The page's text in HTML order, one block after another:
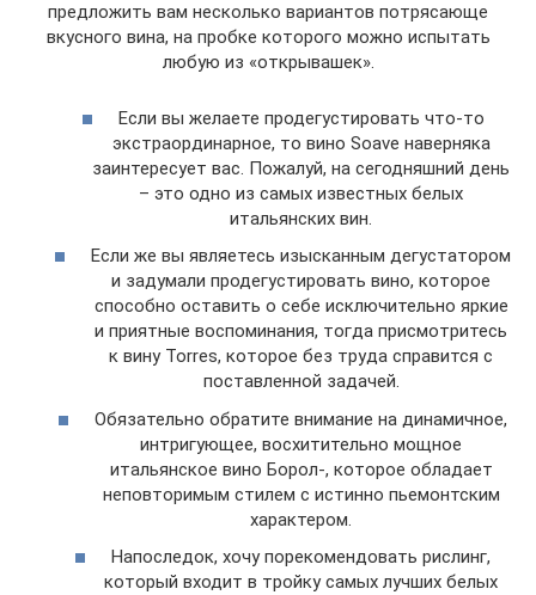
предложить вам несколько вариантов потрясающе
вкусного вина, на пробке которого можно испытать
любую из «открывашек».
Если вы желаете продегустировать что-то
экстраординарное, то вино Soave наверняка
заинтересует вас. Пожалуй, на сегодняшний день
– это одно из самых известных белых
итальянских вин.
Если же вы являетесь изысканным дегустатором
и задумали продегустировать вино, которое
способно оставить о себе исключительно яркие
и приятные воспоминания, тогда присмотритесь
к вину Torres, которое без труда справится с
поставленной задачей.
Обязательно обратите внимание на динамичное,
интригующее, восхитительно мощное
итальянское вино Борол-, которое обладает
неповторимым стилем с истинно пьемонтским
характером.
Напоследок, хочу порекомендовать рислинг,
который входит в тройку самых лучших белых